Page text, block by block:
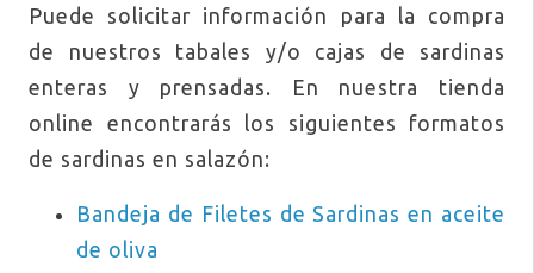
Puede solicitar información para la compra
de nuestros tabales y/o cajas de sardinas
enteras y prensadas. En nuestra tienda
online encontrarás los siguientes formatos
de sardinas en salazón:
Bandeja de Filetes de Sardinas en aceite
de oliva